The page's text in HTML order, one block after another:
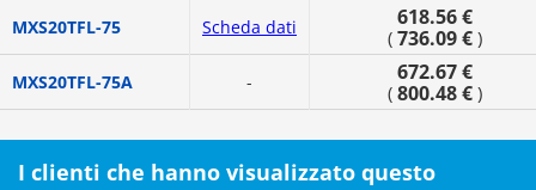
MXS20TFL-75 Scheda dati 618.56 €
( 736.09 €)
MXS20TFL-75A - 672.67 €
( 800.48 €)
I clienti che hanno visualizzato questo